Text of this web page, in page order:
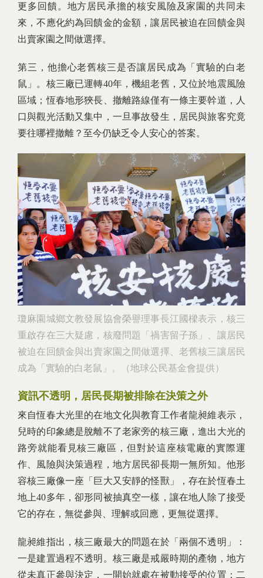
更多回饋。地方居民承擔的核安風險及家園的共同未
來，不應化約為回饋金的金額，讓居民被迫在回饋金與
出賣家園之間做選擇。
第三，他擔心老舊核三是否讓居民成為「實驗的白老
鼠」。核三廠已運轉40年，機組老舊，又位於地震風險
區域；恆春地形狹長、撤離路線僅有一條主要幹道，人
口與觀光活動又集中，一旦事故發生，居民與旅客究竟
要往哪裡撤離？至今仍缺乏令人安心的答案。
瓊麻園城鄉文教發展協會榮譽理事長江國樑表示，核三
重啟存在三大疑慮，核廢問題「禍害留子孫」、讓居民
被迫在回饋金與出賣家園之間做選擇、老舊核三讓居民
成為「實驗的白老鼠」。（地球公民基金會提供）
資訊不透明，居民長期被排除在決策之外
來自恆春大光里的在地文化與教育工作者龍昶維表示，
兒時的印象總是脫離不了老家旁的核三廠，進出大光的
路旁就能看見核三廠區，但對於這座核電廠的實際運
作、風險與決策過程，地方居民卻長期一無所知。他形
容核三廠像一座「巨大又安靜的怪獸」，存在於恆春土
地上40多年，卻形同被抽真空一樣，讓在地人除了接受
它的存在，無從參與、理解或回應，更無從選擇。
龍昶維指出，核三廠最大的問題在於「兩個不透明」：
一是建置過程不透明。核三廠是戒嚴時期的產物，地方
從未真正參與決定，一開始就處在被動接受的位置；二